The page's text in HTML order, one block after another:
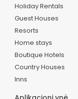
Holiday Rentals
Guest Houses
Resorts
Home stays
Boutique Hotels
Country Houses
Inns